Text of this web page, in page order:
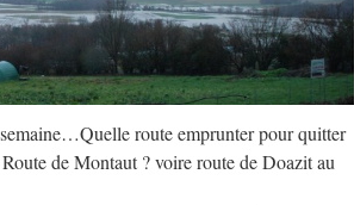
route emprunter pour quitter
de Montaut ? voire route de Doazit au